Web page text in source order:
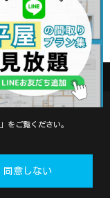
」をご覧ください。
同意しない